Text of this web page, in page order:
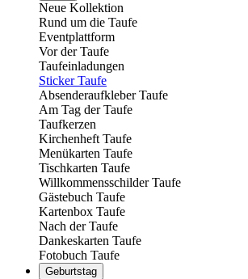
Neue Kollektion
Rund um die Taufe
Eventplattform
Vor der Taufe
Taufeinladungen
Sticker Taufe
Absenderaufkleber Taufe
Am Tag der Taufe
Taufkerzen
Kirchenheft Taufe
Menükarten Taufe
Tischkarten Taufe
Willkommensschilder Taufe
Gästebuch Taufe
Kartenbox Taufe
Nach der Taufe
Dankeskarten Taufe
Fotobuch Taufe
Geburtstag